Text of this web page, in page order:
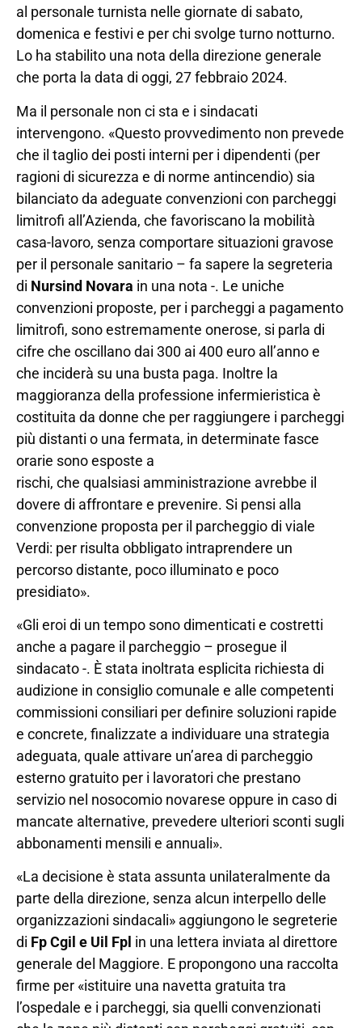
al personale turnista nelle giornate di sabato,
domenica e festivi e per chi svolge turno notturno.
Lo ha stabilito una nota della direzione generale
che porta la data di oggi, 27 febbraio 2024.
Ma il personale non ci sta e i sindacati
intervengono. «Questo provvedimento non prevede
che il taglio dei posti interni per i dipendenti (per
ragioni di sicurezza e di norme antincendio) sia
bilanciato da adeguate convenzioni con parcheggi
limitrofi all’Azienda, che favoriscano la mobilità
casa-lavoro, senza comportare situazioni gravose
per il personale sanitario – fa sapere la segreteria
di Nursind Novara in una nota -. Le uniche
convenzioni proposte, per i parcheggi a pagamento
limitrofi, sono estremamente onerose, si parla di
cifre che oscillano dai 300 ai 400 euro all’anno e
che inciderà su una busta paga. Inoltre la
maggioranza della professione infermieristica è
costituita da donne che per raggiungere i parcheggi
più distanti o una fermata, in determinate fasce
orarie sono esposte a
rischi, che qualsiasi amministrazione avrebbe il
dovere di affrontare e prevenire. Si pensi alla
convenzione proposta per il parcheggio di viale
Verdi: per risulta obbligato intraprendere un
percorso distante, poco illuminato e poco
presidiato».
«Gli eroi di un tempo sono dimenticati e costretti
anche a pagare il parcheggio – prosegue il
sindacato -. È stata inoltrata esplicita richiesta di
audizione in consiglio comunale e alle competenti
commissioni consiliari per definire soluzioni rapide
e concrete, finalizzate a individuare una strategia
adeguata, quale attivare un’area di parcheggio
esterno gratuito per i lavoratori che prestano
servizio nel nosocomio novarese oppure in caso di
mancate alternative, prevedere ulteriori sconti sugli
abbonamenti mensili e annuali».
«La decisione è stata assunta unilateralmente da
parte della direzione, senza alcun interpello delle
organizzazioni sindacali» aggiungono le segreterie
di Fp Cgil e Uil Fpl in una lettera inviata al direttore
generale del Maggiore. E propongono una raccolta
firme per «istituire una navetta gratuita tra
l’ospedale e i parcheggi, sia quelli convenzionati